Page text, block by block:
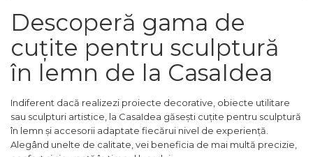
Scule Electrice: Bormasini,
Autofiletante
Ascutit Scule
Aparate de masurat digitale
& Telemetru laser
Pistoale & Capsatoare
Electrice pentru Cuie si Capse
Descoperă gama de
cuțite pentru sculptură
în lemn de la CasaIdea
Indiferent dacă realizezi proiecte decorative, obiecte utilitare
sau sculpturi artistice, la CasaIdea găsești cuțite pentru sculptură
în lemn și accesorii adaptate fiecărui nivel de experiență.
Alegând unelte de calitate, vei beneficia de mai multă precizie,